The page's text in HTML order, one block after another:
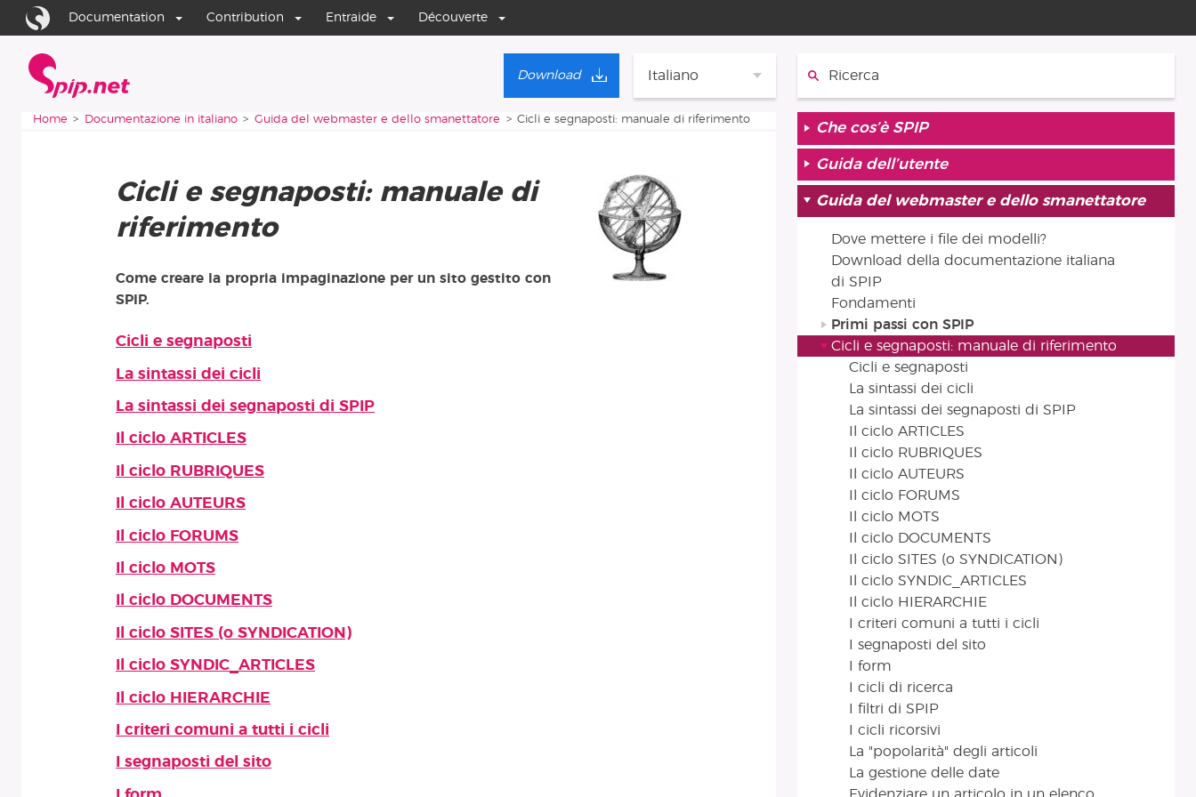
Aller au contenu
Aller à la navigation
Documentation Contribution Entraide Découverte
Italiano
Download
Vous êtes ici :
Home Documentazione in italiano Guida del webmaster e dello smanettatore Cicli e segnaposti: manuale di riferimento
Cicli e segnaposti: manuale di
riferimento
Come creare la propria impaginazione per un sito gestito con
SPIP.
Articoli di questa rubrica
Cicli e segnaposti
La sintassi dei cicli
La sintassi dei segnaposti di SPIP
Il ciclo ARTICLES
Il ciclo RUBRIQUES
Il ciclo AUTEURS
Il ciclo FORUMS
Il ciclo MOTS
Il ciclo DOCUMENTS
Il ciclo SITES (o SYNDICATION)
Il ciclo SYNDIC_ARTICLES
Il ciclo HIERARCHIE
I criteri comuni a tutti i cicli
I segnaposti del sito
Che cos’è SPIP
Guida dell’utente
Guida del webmaster e dello smanettatore
Dove mettere i file dei modelli?
Download della documentazione italiana
di SPIP
Fondamenti
Primi passi con SPIP
Cicli e segnaposti: manuale di riferimento
Cicli e segnaposti
La sintassi dei cicli
La sintassi dei segnaposti di SPIP
Il ciclo ARTICLES
Il ciclo RUBRIQUES
Il ciclo AUTEURS
Il ciclo FORUMS
Il ciclo MOTS
Il ciclo DOCUMENTS
Il ciclo SITES (o SYNDICATION)
Il ciclo SYNDIC_ARTICLES
Il ciclo HIERARCHIE
I criteri comuni a tutti i cicli
I segnaposti del sito
I form
I cicli di ricerca
I filtri di SPIP
I cicli ricorsivi
La "popolarità" degli articoli
La gestione delle date